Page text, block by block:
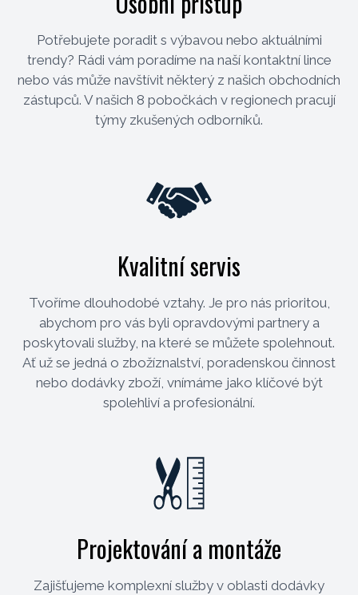
Potřebujete poradit s výbavou nebo aktuálními
trendy? Rádi vám poradíme na naší kontaktní lince
nebo vás může navštívit některý z našich obchodních
zástupců. V našich 8 pobočkách v regionech pracují
týmy zkušených odborníků.
Kvalitní servis
Tvoříme dlouhodobé vztahy. Je pro nás prioritou,
abychom pro vás byli opravdovými partnery a
poskytovali služby, na které se můžete spolehnout.
Ať už se jedná o zbožíznalství, poradenskou činnost
nebo dodávky zboží, vnímáme jako klíčové být
spolehliví a profesionální.
Projektování a montáže
Zajišťujeme komplexní služby v oblasti dodávky